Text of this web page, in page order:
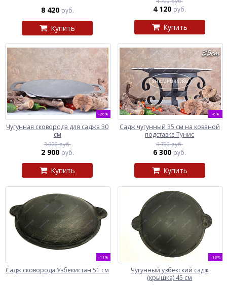
8 420 руб.
Купить
4 120 руб.
Купить
-26%
Чугунная сковорода для саджа 30
см
3 900 руб.
2 900 руб.
Купить
-6%
Садж чугунный 35 см на кованой
подставке Тунис
6 700 руб.
6 300 руб.
Купить
-11%
Садж сковорода Узбекистан 51 см
-13%
Чугунный узбекский садж
(крышка) 45 см